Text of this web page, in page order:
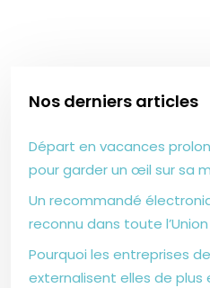
Nos derniers articles
Départ en vacances
pour garder un œil sur sa
Un recommandé
reconnu dans toute
Pourquoi les entreprises
externalisent elles de plus